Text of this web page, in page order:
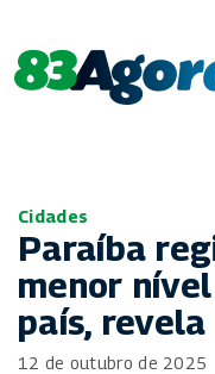
Cidades
Paraíba
menor
país, revela
12 de outubro de 2025